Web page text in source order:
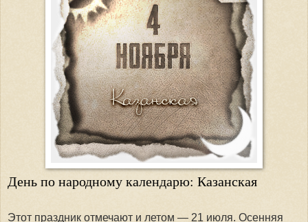
День по народному календарю: Казанская
Этот праздник отмечают и летом — 21 июля. Осенняя